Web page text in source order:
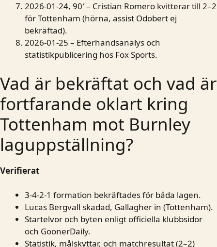
2026-01-24, 90′– Cristian Romero kvitterar till 2–2
för Tottenham (hörna, assist Odobert ej
bekräftad).
2026-01-25 – Efterhandsanalys och
statistikpublicering hos Fox Sports.
Vad är bekräftat och vad är
fortfarande oklart kring
Tottenham mot Burnley
laguppställning?
Verifierat
3-4-2-1 formation bekräftades för båda lagen.
Lucas Bergvall skadad, Gallagher in (Tottenham).
Startelvor och byten enligt officiella klubbsidor
och GoonerDaily.
Statistik, målskyttar, och matchresultat (2–2)